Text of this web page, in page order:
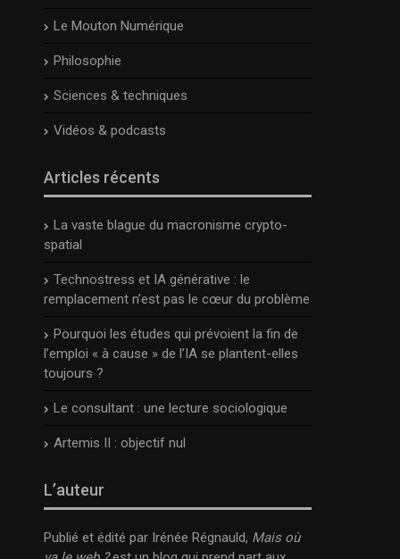
Le Mouton Numérique
Philosophie
Sciences & techniques
Vidéos & podcasts
Articles récents
La vaste blague du macronisme crypto-
spatial
Technostress et IA générative : le
remplacement n’est pas le cœur du problème
Pourquoi les études qui prévoient la fin de
l’emploi « à cause » de l’IA se plantent-elles
toujours ?
Le consultant : une lecture sociologique
Artemis II : objectif nul
L’auteur
Publié et édité par Irénée Régnauld, Mais où